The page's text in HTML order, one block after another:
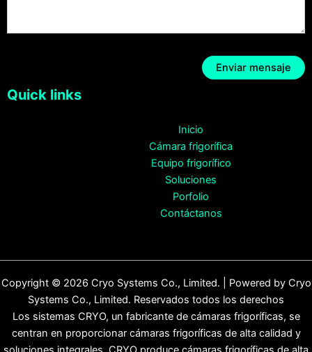
Quick links
Inicio
Cámara frigorífica
Equipo frigorífico
Soluciones
Porfolio
Contáctanos
Copyright © 2026 Cryo Systems Co., Limited. | Powered by Cryo
Systems Co., Limited. Reservados todos los derechos
Los sistemas CRYO, un fabricante de cámaras frigoríficas, se
centran en proporcionar cámaras frigoríficas de alta calidad y